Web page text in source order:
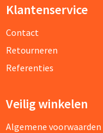
Klantenservice
Contact
Retourneren
Referenties
Veilig winkelen
Algemene voorwaarden